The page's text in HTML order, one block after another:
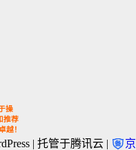
操
推荐
越！
| 托管于腾讯云 |